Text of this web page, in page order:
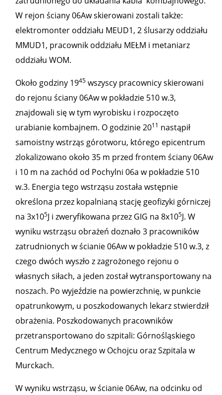
W rejon ściany 06Aw skierowani zostali także:
elektromonter oddziału MEUD1, 2 ślusarzy oddziału
MMUD1, pracownik oddziału MEŁM i metaniarz
oddziału WOM.
Około godziny 1945 wszyscy pracownicy skierowani
do rejonu ściany 06Aw w pokładzie 510 w.3,
znajdowali się w tym wyrobisku i rozpoczęto
urabianie kombajnem. O godzinie 2011 nastąpił
samoistny wstrząs górotworu, którego epicentrum
zlokalizowano około 35 m przed frontem ściany 06Aw
i 10 m na zachód od Pochylni 06a w pokładzie 510
w.3. Energia tego wstrząsu została wstępnie
określona przez kopalnianą stację geofizyki górniczej
na 3x105J i zweryfikowana przez GIG na 8x105J. W
wyniku wstrząsu obrażeń doznało 3 pracowników
zatrudnionych w ścianie 06Aw w pokładzie 510 w.3, z
czego dwóch wyszło z zagrożonego rejonu o
własnych siłach, a jeden został wytransportowany na
noszach. Po wyjeździe na powierzchnię, w punkcie
opatrunkowym, u poszkodowanych lekarz stwierdził
obrażenia. Poszkodowanych pracowników
przetransportowano do szpitali: Górnośląskiego
Centrum Medycznego w Ochojcu oraz Szpitala w
Murckach.
W wyniku wstrząsu, w ścianie 06Aw, na odcinku od